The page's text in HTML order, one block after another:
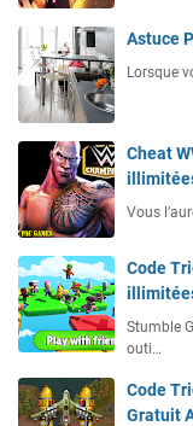
Astuce
Lorsque
Cheat
Vous
Code
Stumble
outi…
Code
Gratuit